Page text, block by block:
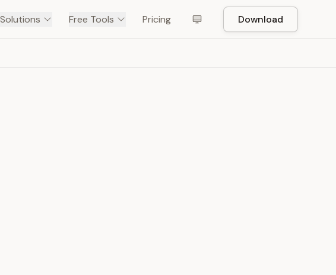
Solutions Free Tools Pricing Download